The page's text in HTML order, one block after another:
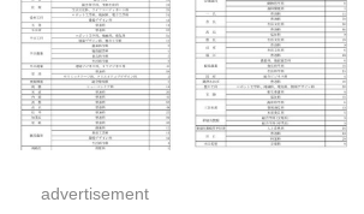
advertisement